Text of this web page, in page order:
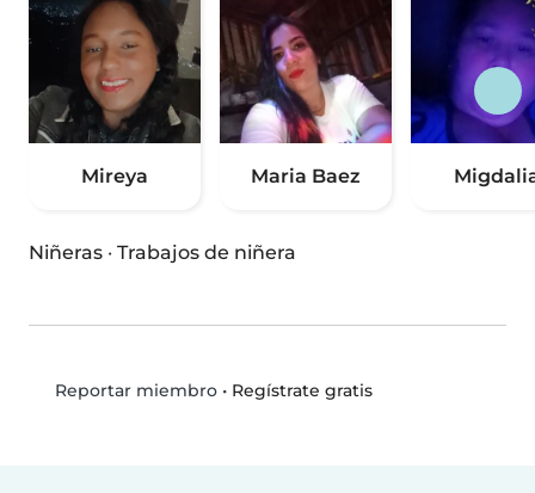
Mireya Maria Baez
Niñeras · Trabajos de niñera
Reportar miembro• Regístrate gratis